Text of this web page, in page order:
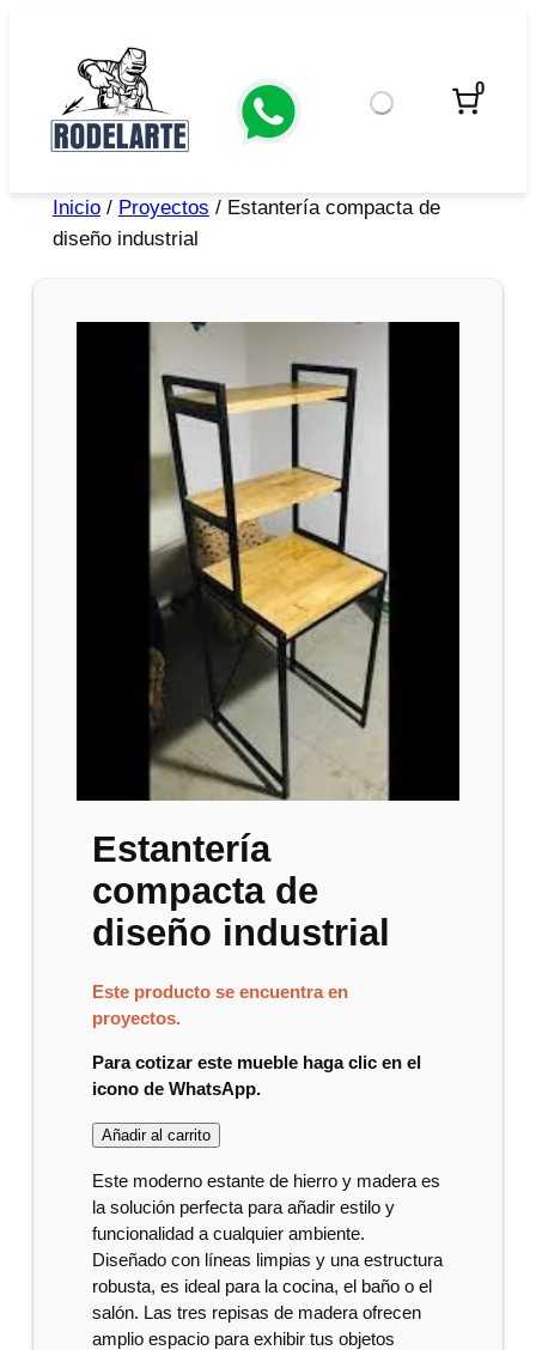
0
Inicio/ Proyectos / Estantería compacta de
diseño industrial
Estantería
compacta de
diseño industrial
Este producto se encuentra en
proyectos.
Para cotizar este mueble haga clic en el
icono de WhatsApp.
Añadir al carrito
Este moderno estante de hierro y madera es
la solución perfecta para añadir estilo y
funcionalidad a cualquier ambiente.
Diseñado con líneas limpias y una estructura
robusta, es ideal para la cocina, el baño o el
salón. Las tres repisas de madera ofrecen
amplio espacio para exhibir tus objetos